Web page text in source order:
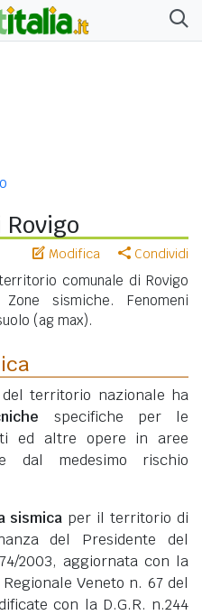
Modifica Condividi
comunale di Rovigo
sismiche. Fenomeni
(ag max).
territorio nazionale ha
specifiche per le
ed altre opere in aree
dal medesimo rischio
sismica per il territorio di
del Presidente del
2003, aggiornata con la
Veneto n. 67 del
con la D.G.R. n.244